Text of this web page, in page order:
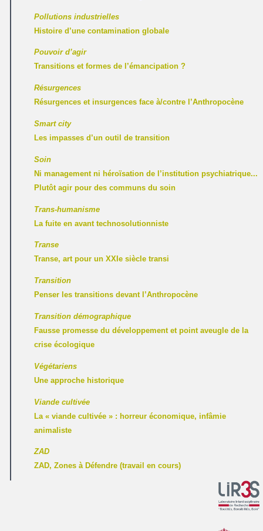
Pollutions industrielles
Histoire d’une contamination globale
Pouvoir d’agir
Transitions et formes de l’émancipation ?
Résurgences
Résurgences et insurgences face à/contre l’Anthropocène
Smart city
Les impasses d’un outil de transition
Soin
Ni management ni héroïsation de l’institution psychiatrique...
Plutôt agir pour des communs du soin
Trans-humanisme
La fuite en avant technosolutionniste
Transe
Transe, art pour un XXIe siècle transi
Transition
Penser les transitions devant l’Anthropocène
Transition démographique
Fausse promesse du développement et point aveugle de la
crise écologique
Végétariens
Une approche historique
Viande cultivée
La « viande cultivée » : horreur économique, infâmie
animaliste
ZAD
ZAD, Zones à Défendre (travail en cours)